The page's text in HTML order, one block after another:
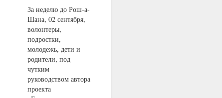
За неделю до Рош-а-
Шана, 02 сентября,
волонтеры,
подростки,
молодежь, дети и
родители, под
чутким
руководством автора
проекта